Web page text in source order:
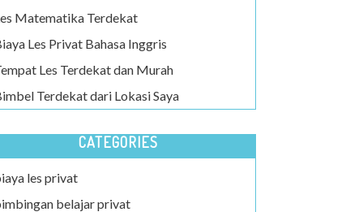
Matematika Terdekat
Les Privat Bahasa Inggris
Les Terdekat dan Murah
Terdekat dari Lokasi Saya
CATEGORIES
les privat
belajar privat